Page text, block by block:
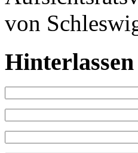
von